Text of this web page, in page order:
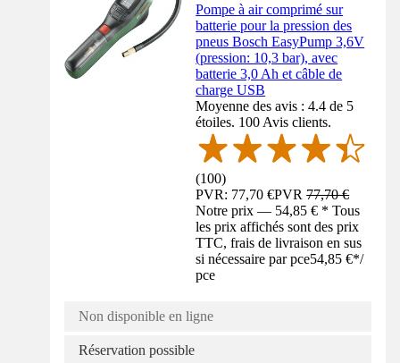
Pompe à air comprimé sur
batterie pour la pression des
pneus Bosch EasyPump 3,6V
(pression: 10,3 bar), avec
batterie 3,0 Ah et câble de
charge USB
Moyenne des avis : 4.4 de 5
étoiles. 100 Avis clients.
(100)
PVR: 77,70 €PVR77,70 €
Notre prix — 54,85 € * Tous
les prix affichés sont des prix
TTC, frais de livraison en sus
si nécessaire par pce54,85 €*/
pce
Non disponible en ligne
Réservation possible